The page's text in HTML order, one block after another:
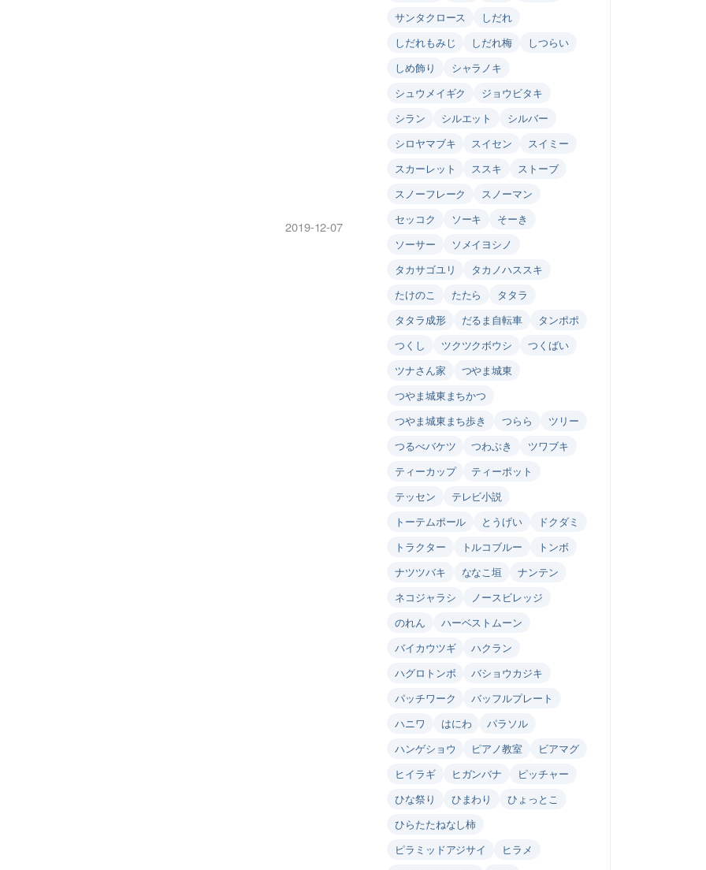
2019-12-07
サンタクロース
しだれ
しだれもみじ
しだれ梅
しつらい
しめ飾り
シャラノキ
シュウメイギク
ジョウビタキ
シラン
シルエット
シルバー
シロヤマブキ
スイセン
スイミー
スカーレット
ススキ
ストーブ
スノーフレーク
スノーマン
セッコク
ソーキ
そーき
ソーサー
ソメイヨシノ
タカサゴユリ
タカノハススキ
たけのこ
たたら
タタラ
タタラ成形
だるま自転車
タンポポ
つくし
ツクツクボウシ
つくばい
ツナさん家
つやま城東
つやま城東まちかつ
つやま城東まち歩き
つらら
ツリー
つるべバケツ
つわぶき
ツワブキ
ティーカップ
ティーポット
テッセン
テレビ小説
トーテムポール
とうげい
ドクダミ
トラクター
トルコブルー
トンボ
ナツツバキ
ななこ垣
ナンテン
ネコジャラシ
ノースビレッジ
のれん
ハーベストムーン
バイカウツギ
ハクラン
ハグロトンボ
バショウカジキ
パッチワーク
バッフルプレート
ハニワ
はにわ
パラソル
ハンゲショウ
ピアノ教室
ビアマグ
ヒイラギ
ヒガンバナ
ピッチャー
ひな祭り
ひまわり
ひょっとこ
ひらたたねなし柿
ピラミッドアジサイ
ヒラメ